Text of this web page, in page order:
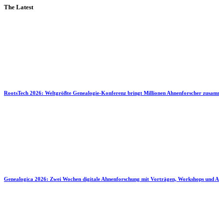
The Latest
RootsTech 2026: Weltgrößte Genealogie-Konferenz bringt Millionen Ahnenforscher
Genealogica 2026: Zwei Wochen digitale Ahnenforschung mit Vorträgen, Workshops und